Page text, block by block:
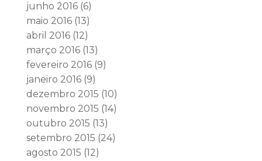
junho 2016(6)
maio 2016(13)
abril 2016(12)
março 2016(13)
fevereiro 2016(9)
janeiro 2016(9)
dezembro 2015 (10)
novembro 2015 (14)
outubro 2015 (13)
setembro 2015 (24)
agosto 2015 (12)